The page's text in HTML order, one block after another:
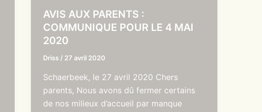
AVIS AUX PARENTS :
COMMUNIQUE POUR LE 4 MAI
2020
Driss / 27 avril 2020
Schaerbeek, le 27 avril 2020 Chers
parents, Nous avons dû fermer certains
de nos milieux d’accueil par manque